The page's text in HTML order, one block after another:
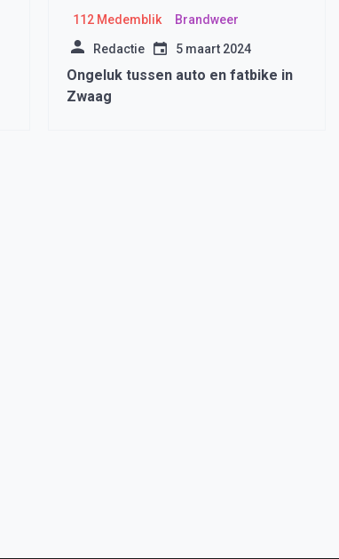
112 Medemblik Brandweer
Redactie 5 maart 2024
Ongeluk tussen auto en fatbike in
Zwaag